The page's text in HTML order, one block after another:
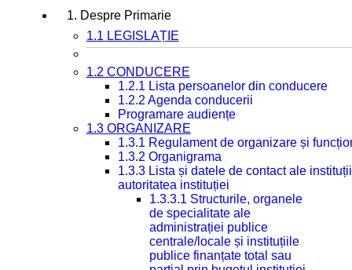
1. Despre Primarie
1.1 LEGISLAȚIE
1.2 CONDUCERE
1.2.1 Lista persoanelor din conducere
1.2.2 Agenda conducerii
Programare audiențe
1.3 ORGANIZARE
1.3.1 Regulament de organizare și
1.3.2 Organigrama
1.3.3 Lista și datele de contact ale
autoritatea instituției
1.3.3.1 Structurile, organele
de specialitate ale
administrației publice
centrale/locale și instituțiile
publice finanțate total sau